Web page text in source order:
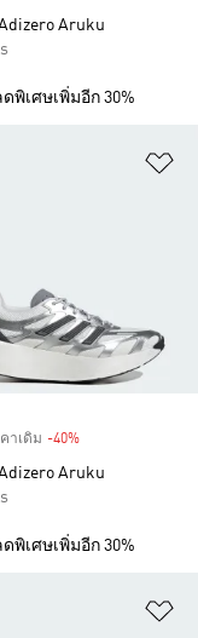
Aruku
พิเศษเพิ่มอีก 30%
คาเดิม -40%
Aruku
พิเศษเพิ่มอีก 30%